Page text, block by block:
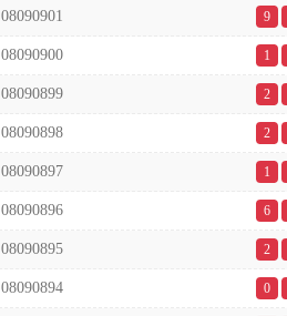
08090901 9
08090900 1
08090899 2
08090898 2
08090897 1
08090896 6
08090895 2
08090894 0